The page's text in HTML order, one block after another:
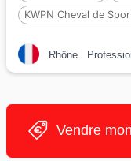
KWPN Cheval de
Rhône
Vendre